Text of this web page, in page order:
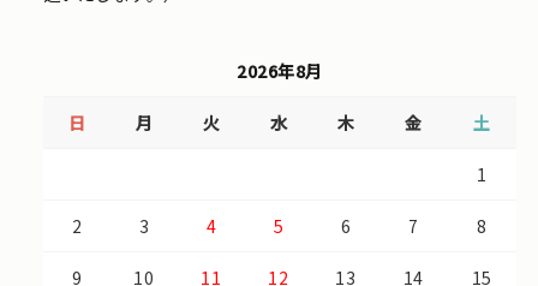
2026年8月
日 月 火 水 木 金 土
1
2 3 4 5 6 7 8
9 10 11 12 13 14 15